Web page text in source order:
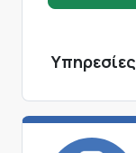
Υπηρεσίες